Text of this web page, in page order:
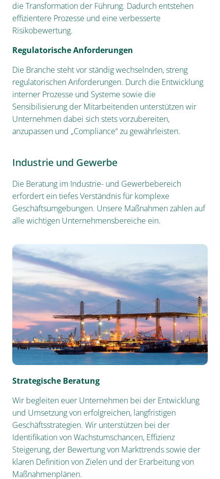
die Transformation der Führung. Dadurch entstehen
effizientere Prozesse und eine verbesserte
Risikobewertung.
Regulatorische Anforderungen
Die Branche steht vor ständig wechselnden, streng
regulatorischen Anforderungen. Durch die Entwicklung
interner Prozesse und Systeme sowie die
Sensibilisierung der Mitarbeitenden unterstützen wir
Unternehmen dabei sich stets vorzubereiten,
anzupassen und „Compliance“ zu gewährleisten.
Industrie und Gewerbe
Die Beratung im Industrie- und Gewerbebereich
erfordert ein tiefes Verständnis für komplexe
Geschäftsumgebungen. Unsere Maßnahmen zahlen auf
alle wichtigen Unternehmensbereiche ein.
Strategische Beratung
Wir begleiten euer Unternehmen bei der Entwicklung
und Umsetzung von erfolgreichen, langfristigen
Geschäftsstrategien. Wir unterstützen bei der
Identifikation von Wachstumschancen, Effizienz
Steigerung, der Bewertung von Markttrends sowie der
klaren Definition von Zielen und der Erarbeitung von
Maßnahmenplänen.